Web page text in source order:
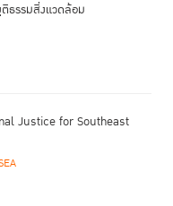
ธรรมสิ่งแวดล้อม
Justice for Southeast